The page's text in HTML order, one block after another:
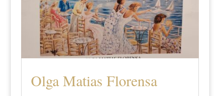
Olga Matias Florensa